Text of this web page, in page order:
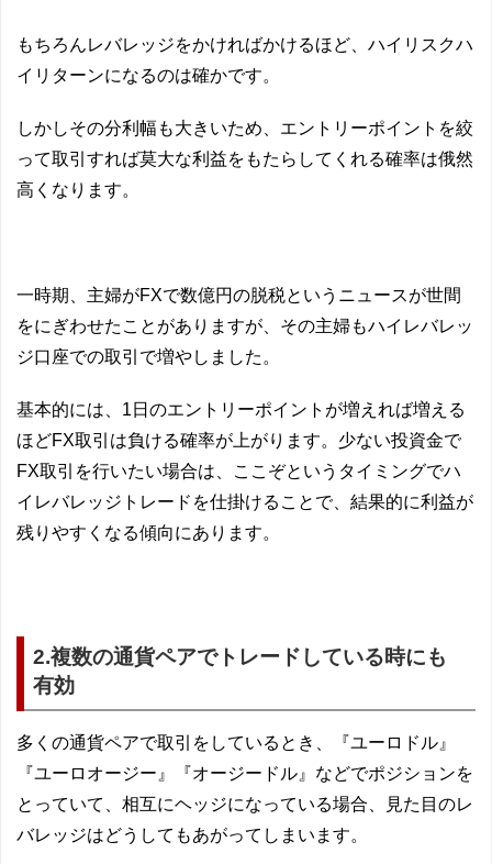
もちろんレバレッジをかければかけるほど、ハイリスクハ
イリターンになるのは確かです。
しかしその分利幅も大きいため、エントリーポイントを絞
って取引すれば莫大な利益をもたらしてくれる確率は俄然
高くなります。
一時期、主婦がFXで数億円の脱税というニュースが世間
をにぎわせたことがありますが、その主婦もハイレバレッ
ジ口座での取引で増やしました。
基本的には、1日のエントリーポイントが増えれば増える
ほどFX取引は負ける確率が上がります。少ない投資金で
FX取引を行いたい場合は、ここぞというタイミングでハ
イレバレッジトレードを仕掛けることで、結果的に利益が
残りやすくなる傾向にあります。
2.複数の通貨ペアでトレードしている時にも
有効
多くの通貨ペアで取引をしているとき、『ユーロドル』
『ユーロオージー』『オージードル』などでポジションを
とっていて、相互にヘッジになっている場合、見た目のレ
バレッジはどうしてもあがってしまいます。